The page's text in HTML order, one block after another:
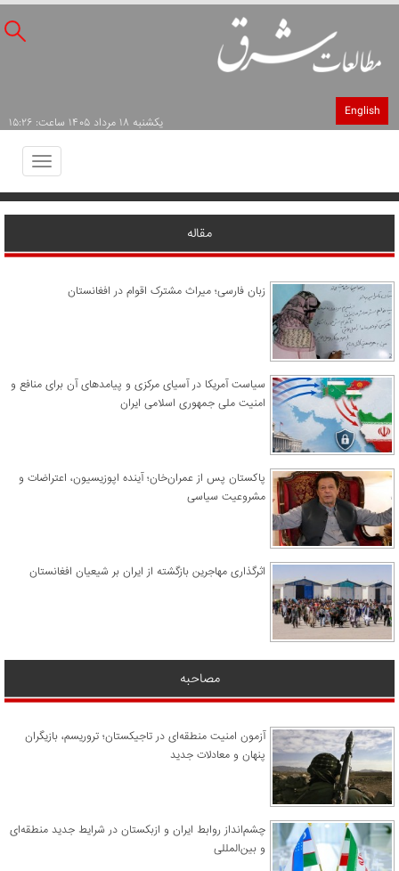
English
يکشنبه ۱۸ مرداد ۱۴۰۵ ساعت: ۱۵:۲۶
Toggle
مقاله
زبان فارسی؛ میراث مشترک اقوام در افغانستان
سیاست آمریکا در آسیای مرکزی و پیامدهای آن برای منافع و
امنیت ملی جمهوری اسلامی ایران
پاکستان پس از عمران‌خان؛ آینده اپوزیسیون، اعتراضات و
مشروعیت سیاسی
اثرگذاری مهاجرین بازگشته از ایران بر شیعیان افغانستان
مصاحبه
آزمون امنیت منطقه‌ای در تاجیکستان؛ تروریسم، بازیگران
پنهان و معادلات جدید
چشم‌انداز روابط ایران و ازبکستان در شرایط جدید منطقه‌ای
و بین‌المللی